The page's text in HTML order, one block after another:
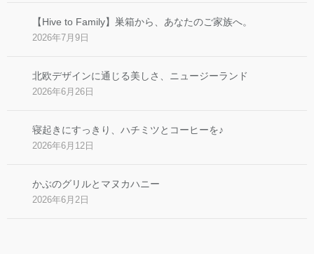
【Hive to Family】巣箱から、あなたのご家族へ。
2026年7月9日
北欧デザインに通じる美しさ、ニュージーランド
2026年6月26日
寝起きにすっきり、ハチミツとコーヒーを♪
2026年6月12日
かぶのグリルとマヌカハニー
2026年6月2日